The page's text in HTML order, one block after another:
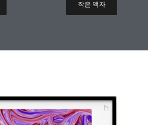
작은 액자